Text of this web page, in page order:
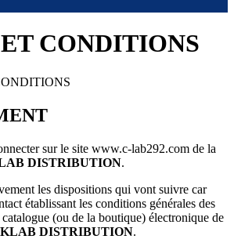
CONDITIONS
sur le site www.c-lab292.com de la
DISTRIBUTION.
les dispositions qui vont suivre car
établissant les conditions générales des
(ou de la boutique) électronique de
DISTRIBUTION.